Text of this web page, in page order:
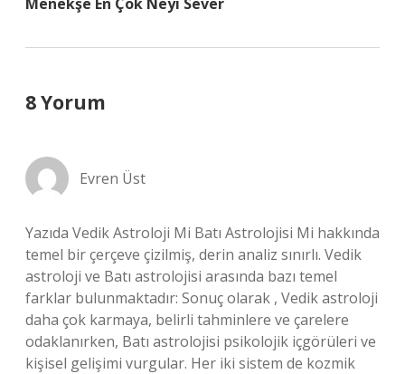
8 Yorum
Evren Üst
Yazıda Vedik Astroloji Mi Batı Astrolojisi Mi hakkında
temel bir çerçeve çizilmiş, derin analiz sınırlı. Vedik
astroloji ve Batı astrolojisi arasında bazı temel
farklar bulunmaktadır: Sonuç olarak , Vedik astroloji
daha çok karmaya, belirli tahminlere ve çarelere
odaklanırken, Batı astrolojisi psikolojik içgörüleri ve
kişisel gelişimi vurgular. Her iki sistem de kozmik